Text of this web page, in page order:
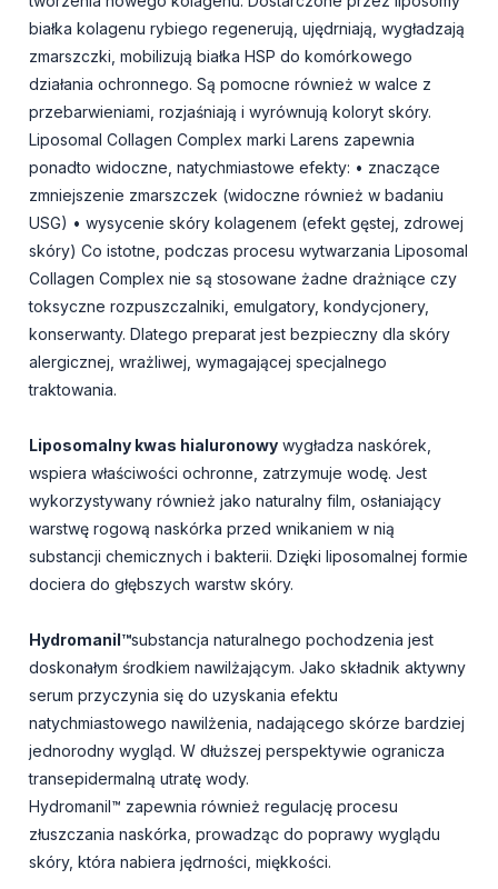
białka kolagenu rybiego regenerują, ujędrniają, wygładzają
zmarszczki, mobilizują białka HSP do komórkowego
działania ochronnego. Są pomocne również w walce z
przebarwieniami, rozjaśniają i wyrównują koloryt skóry.
Liposomal Collagen Complex marki Larens zapewnia
ponadto widoczne, natychmiastowe efekty: • znaczące
zmniejszenie zmarszczek (widoczne również w badaniu
USG) • wysycenie skóry kolagenem (efekt gęstej, zdrowej
skóry) Co istotne, podczas procesu wytwarzania Liposomal
Collagen Complex nie są stosowane żadne drażniące czy
toksyczne rozpuszczalniki, emulgatory, kondycjonery,
konserwanty. Dlatego preparat jest bezpieczny dla skóry
alergicznej, wrażliwej, wymagającej specjalnego
traktowania.
Liposomalny kwas hialuronowy wygładza naskórek,
wspiera właściwości ochronne, zatrzymuje wodę. Jest
wykorzystywany również jako naturalny film, osłaniający
warstwę rogową naskórka przed wnikaniem w nią
substancji chemicznych i bakterii. Dzięki liposomalnej formie
dociera do głębszych warstw skóry.
Hydromanil™substancja naturalnego pochodzenia jest
doskonałym środkiem nawilżającym. Jako składnik aktywny
serum przyczynia się do uzyskania efektu
natychmiastowego nawilżenia, nadającego skórze bardziej
jednorodny wygląd. W dłuższej perspektywie ogranicza
transepidermalną utratę wody.
Hydromanil™ zapewnia również regulację procesu
złuszczania naskórka, prowadząc do poprawy wyglądu
skóry, która nabiera jędrności, miękkości.